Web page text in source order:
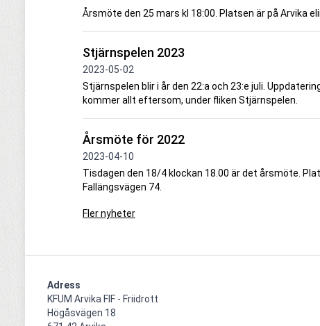
Årsmöte den 25 mars kl 18:00. Platsen är på Arvika
Stjärnspelen 2023
2023-05-02
Stjärnspelen blir i år den 22:a och 23:e juli.
kommer allt eftersom, under fliken Stjärnspelen.
Årsmöte för 2022
2023-04-10
Tisdagen den 18/4 klockan 18.00 är det årsmöte.
Fallängsvägen 74.
Fler nyheter
Adress
KFUM Arvika FIF - Friidrott
Högåsvägen 18